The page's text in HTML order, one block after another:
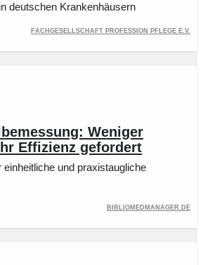
deutschen Krankenhäusern
Fachgesellschaft Profession Pflege e.V.
Weniger
Effizienz gefordert
einheitliche und praxistaugliche
bibliomedmanager.de